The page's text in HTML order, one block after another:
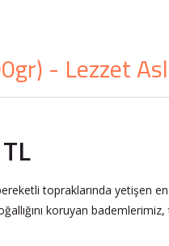
- Lezzet
topraklarında yetişen
koruyan